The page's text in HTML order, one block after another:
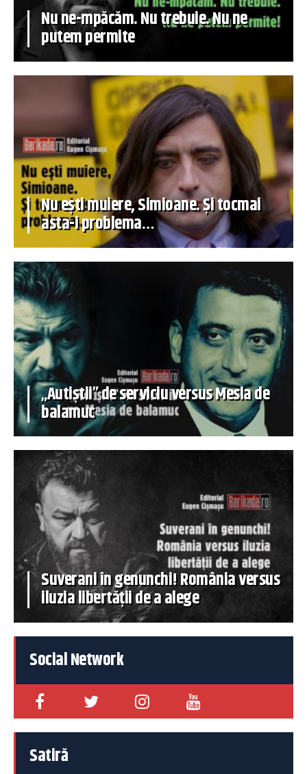
Nu ne-mpăcăm. Nu trebuie. Nu ne
putem permite
Nu ești muiere, Simioane. Și tocmai
asta-i problema…
„Autiștii” de serviciu versus Mesia de
balamuc
Suverani în genunchi! România versus
iluzia libertății de a alege
Social Network
Satiră